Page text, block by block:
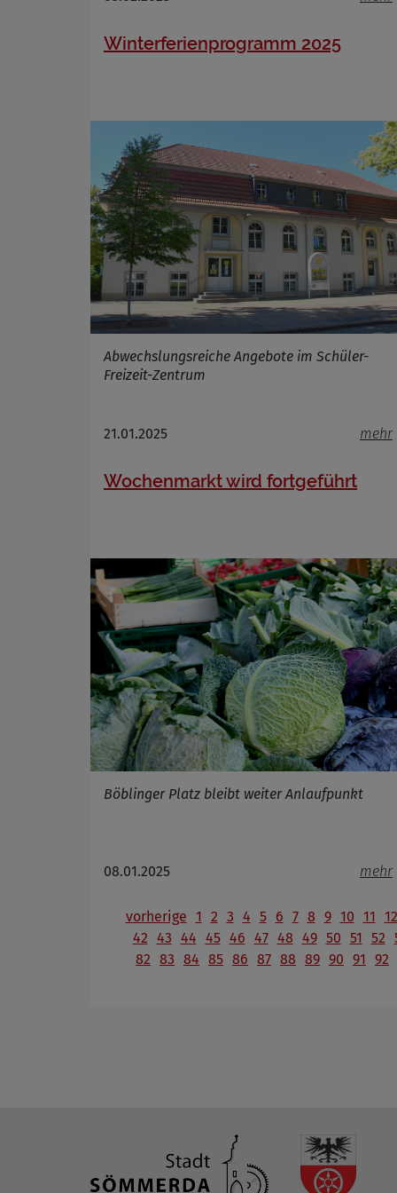
Winterferienprogramm 2025
Abwechslungsreiche Angebote im Schüler-
Freizeit-Zentrum
21.01.2025 mehr
Wochenmarkt wird fortgeführt
Böblinger Platz bleibt weiter Anlaufpunkt
08.01.2025 mehr
vorherige 1 2 3 4 5 6 7 8 9 10 11 12
42 43 44 45 46 47 48 49 50 51 52
82 83 84 85 86 87 88 89 90 91 92
Name
Zweck
Cookie
Cookie